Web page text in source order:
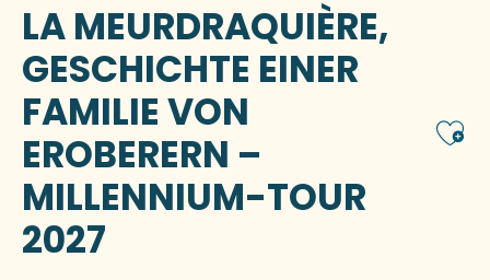
LA MEURDRAQUIÈRE,
GESCHICHTE EINER
FAMILIE VON
EROBERERN –
MILLENNIUM-TOUR
2027